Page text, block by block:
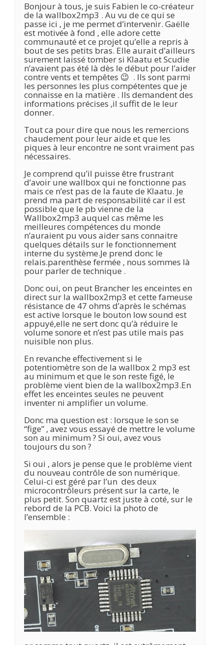
Bonjour à tous, je suis Fabien le co-créateur
de la wallbox2mp3 . Au vu de ce qui se
passe ici , je me permet d’intervenir. Gaëlle
est motivée à fond , elle adore cette
communauté et ce projet qu’elle a repris à
bout de ses petits bras. Elle aurait d’ailleurs
surement laissé tomber si Klaatu et Scudie
n’avaient pas été là dès le début pour l’aider
contre vents et tempêtes 😉 . Ils sont parmi
les personnes les plus compétentes que je
connaisse en la matière . Ils demandent des
informations précises ,il suffit de le leur
donner.
Tout ca pour dire que nous les remercions
chaudement pour leur aide et que les
piques à leur encontre ne sont vraiment pas
nécessaires.
Je comprend qu’il puisse être frustrant
d’avoir une wallbox qui ne fonctionne pas
mais ce n’est pas de la faute de Klaatu. Je
prend ma part de responsabilité car il est
possible que le pb vienne de la
Wallbox2mp3 auquel cas même les
meilleures compétences du monde
n’auraient pu vous aider sans connaitre
quelques détails sur le fonctionnement
interne du système.Je prend donc le
relais.parenthèse fermée , nous sommes là
pour parler de technique .
Donc oui, on peut Brancher les enceintes en
direct sur la wallbox2mp3 et cette fameuse
résistance de 47 ohms d’après le schémas
est active lorsque le bouton low sound est
appuyé,elle ne sert donc qu’à réduire le
volume sonore et n’est pas utile mais pas
nuisible non plus.
En revanche effectivement si le
potentiomètre son de la wallbox 2 mp3 est
au minimum et que le son reste figé, le
problème vient bien de la wallbox2mp3.En
effet les enceintes seules ne peuvent
inventer ni amplifier un volume.
Donc ma question est : lorsque le son se
“fige” , avez vous essayé de mettre le volume
son au minimum ? Si oui, avez vous
toujours du son ?
Si oui , alors je pense que le problème vient
du nouveau contrôle de son numérique.
Celui-ci est géré par l’un des deux
microcontrôleurs présent sur la carte, le
plus petit. Son quartz est juste à coté, sur le
rebord de la PCB. Voici la photo de
l’ensemble :